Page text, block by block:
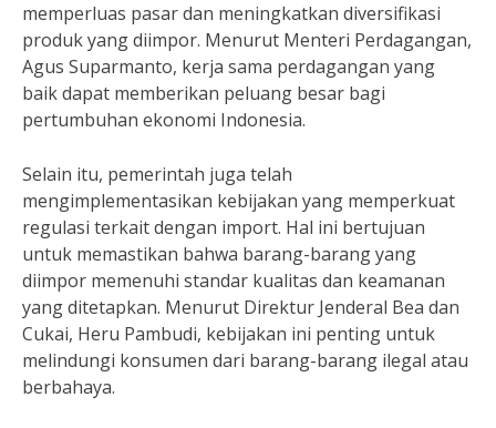
memperluas pasar dan meningkatkan diversifikasi
produk yang diimpor. Menurut Menteri Perdagangan,
Agus Suparmanto, kerja sama perdagangan yang
baik dapat memberikan peluang besar bagi
pertumbuhan ekonomi Indonesia.
Selain itu, pemerintah juga telah
mengimplementasikan kebijakan yang memperkuat
regulasi terkait dengan import. Hal ini bertujuan
untuk memastikan bahwa barang-barang yang
diimpor memenuhi standar kualitas dan keamanan
yang ditetapkan. Menurut Direktur Jenderal Bea dan
Cukai, Heru Pambudi, kebijakan ini penting untuk
melindungi konsumen dari barang-barang ilegal atau
berbahaya.